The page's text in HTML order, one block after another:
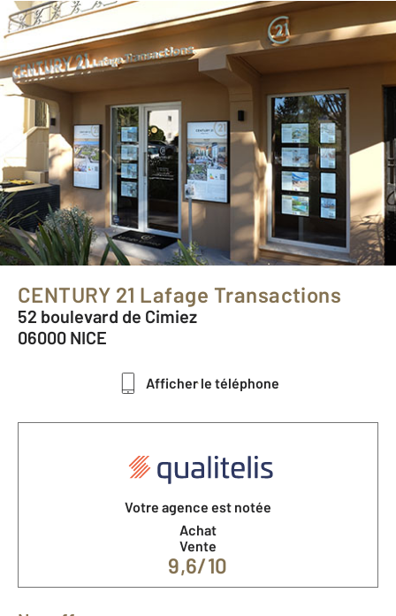
CENTURY 21 Lafage Transactions
52 boulevard de Cimiez
06000 NICE
Afficher le téléphone
Votre agence est notée
Achat
Vente
9,6/10